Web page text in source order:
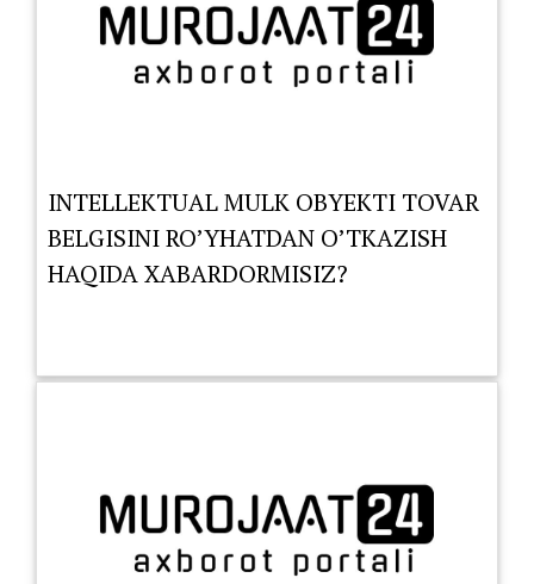
INTELLEKTUAL MULK OBYEKTI TOVAR
BELGISINI RO’YHATDAN O’TKAZISH
HAQIDA XABARDORMISIZ?